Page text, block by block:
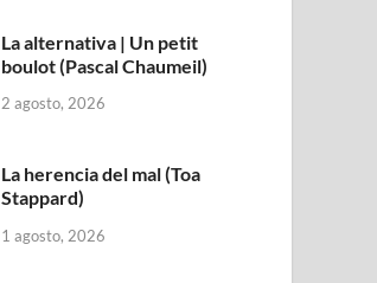
La alternativa | Un petit
boulot (Pascal Chaumeil)
2 agosto, 2026
La herencia del mal (Toa
Stappard)
1 agosto, 2026